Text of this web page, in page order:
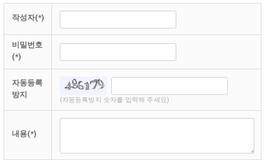
작성자(*)
비밀번호
(*)
자동등록
방지
(자동등록방지 숫자를 입력해 주세요)
내용(*)